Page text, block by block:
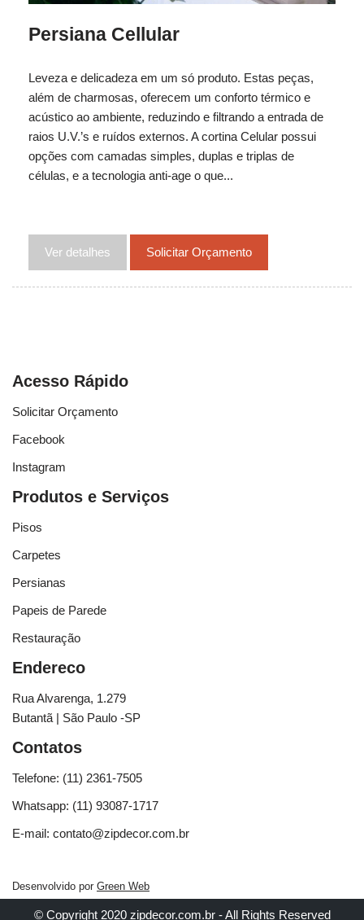
Persiana Cellular
Leveza e delicadeza em um só produto. Estas peças,
além de charmosas, oferecem um conforto térmico e
acústico ao ambiente, reduzindo e filtrando a entrada de
raios U.V.’s e ruídos externos. A cortina Celular possui
opções com camadas simples, duplas e triplas de
células, e a tecnologia anti-age o que...
Ver detalhes Solicitar Orçamento
Acesso Rápido
Solicitar Orçamento
Facebook
Instagram
Produtos e Serviços
Pisos
Carpetes
Persianas
Papeis de Parede
Restauração
Endereco
Rua Alvarenga, 1.279
Butantã | São Paulo -SP
Contatos
Telefone: (11) 2361-7505
Whatsapp: (11) 93087-1717
E-mail: contato@zipdecor.com.br
Desenvolvido por Green Web
© Copyright 2020 zipdecor.com.br - All Rights Reserved